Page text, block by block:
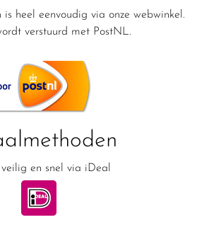
is heel eenvoudig via onze webwinkel.
verstuurd met PostNL.
en snel via iDeal